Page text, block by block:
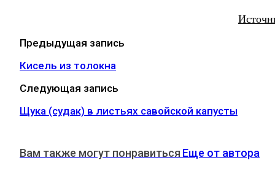
Предыдущая запись
Кисель из толокна
Следующая запись
Щука (судак) в листьях савойской капусты
Вам также могут понравиться Еще от автора